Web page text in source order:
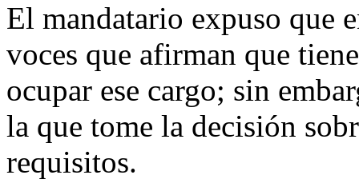
El mandatario expuso que
voces que afirman que
ocupar ese cargo; sin
la que tome la decisión
requisitos.